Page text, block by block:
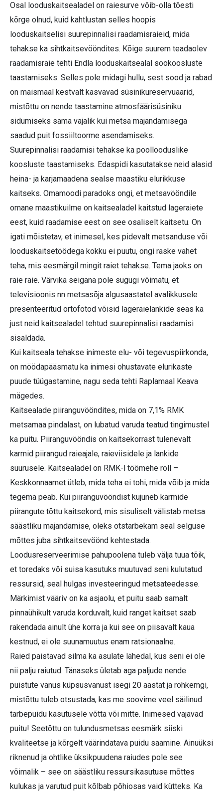
Osal looduskaitsealadel on raiesurve võib-olla tõesti
kõrge olnud, kuid kahtlustan selles hoopis
looduskaitselisi suurepinnalisi raadamisraieid, mida
tehakse ka sihtkaitsevööndites. Kõige suurem teadaolev
raadamisraie tehti Endla looduskaitsealal sookoosluste
taastamiseks. Selles pole midagi hullu, sest sood ja rabad
on maismaal kestvalt kasvavad süsinikureservuaarid,
mistõttu on nende taastamine atmosfäärisüsiniku
sidumiseks sama vajalik kui metsa majandamisega
saadud puit fossiiltoorme asendamiseks.
Suurepinnalisi raadamisi tehakse ka poollooduslike
koosluste taastamiseks. Edaspidi kasutatakse neid alasid
heina- ja karjamaadena sealse maastiku elurikkuse
kaitseks. Omamoodi paradoks ongi, et metsavööndile
omane maastikuilme on kaitsealadel kaitstud lageraiete
eest, kuid raadamise eest on see osaliselt kaitsetu. On
igati mõistetav, et inimesel, kes pidevalt metsanduse või
looduskaitsetöödega kokku ei puutu, ongi raske vahet
teha, mis eesmärgil mingit raiet tehakse. Tema jaoks on
raie raie. Värvika seigana pole sugugi võimatu, et
televisioonis nn metsasõja algusaastatel avalikkusele
presenteeritud ortofotod võisid lageraielankide seas ka
just neid kaitsealadel tehtud suurepinnalisi raadamisi
sisaldada.
Kui kaitseala tehakse inimeste elu- või tegevuspiirkonda,
on möödapääsmatu ka inimesi ohustavate elurikaste
puude tüügastamine, nagu seda tehti Raplamaal Keava
mägedes.
Kaitsealade piiranguvööndites, mida on 7,1% RMK
metsamaa pindalast, on lubatud varuda teatud tingimustel
ka puitu. Piiranguvööndis on kaitsekorrast tulenevalt
karmid piirangud raieajale, raieviisidele ja lankide
suurusele. Kaitsealadel on RMK-l töömehe roll –
Keskkonnaamet ütleb, mida teha ei tohi, mida võib ja mida
tegema peab. Kui piiranguvööndist kujuneb karmide
piirangute tõttu kaitsekord, mis sisuliselt välistab metsa
säästliku majandamise, oleks otstarbekam seal selguse
mõttes juba sihtkaitsevöönd kehtestada.
Loodusreserveerimise pahupoolena tuleb välja tuua tõik,
et toredaks või suisa kasutuks muutuvad seni kulutatud
ressursid, seal hulgas investeeringud metsateedesse.
Märkimist vääriv on ka asjaolu, et puitu saab samalt
pinnaühikult varuda korduvalt, kuid ranget kaitset saab
rakendada ainult ühe korra ja kui see on piisavalt kaua
kestnud, ei ole suunamuutus enam ratsionaalne.
Raied paistavad silma ka asulate lähedal, kus seni ei ole
nii palju raiutud. Tänaseks ületab aga paljude nende
puistute vanus küpsusvanust isegi 20 aastat ja rohkemgi,
mistõttu tuleb otsustada, kas me soovime veel säilinud
tarbepuidu kasutusele võtta või mitte. Inimesed vajavad
puitu! Seetõttu on tulundusmetsas eesmärk siiski
kvaliteetse ja kõrgelt väärindatava puidu saamine. Ainuüksi
riknenud ja ohtlike üksikpuudena raiudes pole see
võimalik – see on säästliku ressursikasutuse mõttes
kulukas ja varutud puit kõlbab põhiosas vaid kütteks. Ka